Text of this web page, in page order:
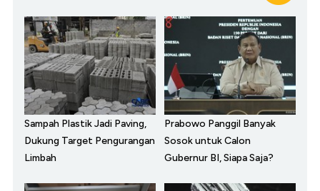
Sampah Plastik Jadi Paving,
Dukung Target Pengurangan
Limbah
Prabowo Panggil Banyak
Sosok untuk Calon
Gubernur BI, Siapa Saja?